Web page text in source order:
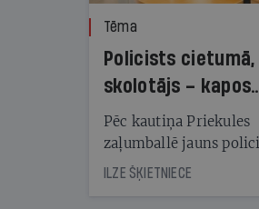
Tēma
Policists cietumā,
skolotājs – kapos.
Reibuma cena
Pēc kautiņa Priekules
zaļumballē jauns
nonācis cietumā, bet
cienījams pedagogs —
ILZE ŠĶIETNIECE